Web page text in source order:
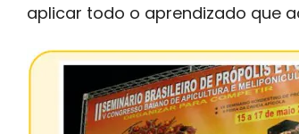
aplicar todo o aprendizado que